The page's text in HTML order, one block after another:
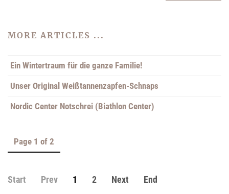
MORE ARTICLES ...
Ein Wintertraum für die ganze Familie!
Unser Original Weißtannenzapfen-Schnaps
Nordic Center Notschrei (Biathlon Center)
Page 1 of 2
Start Prev 1 2 Next End